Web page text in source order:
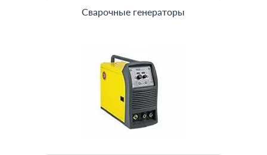
Сварочные генераторы